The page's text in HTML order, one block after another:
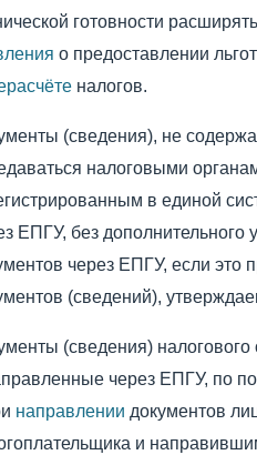
готовности
о предоставлении
налогов.
(сведения), не
налоговыми
в единой
ЕПГУ, без
через ЕПГУ, если
(сведений),
(сведения)
через ЕПГУ, по
направлении документов
и